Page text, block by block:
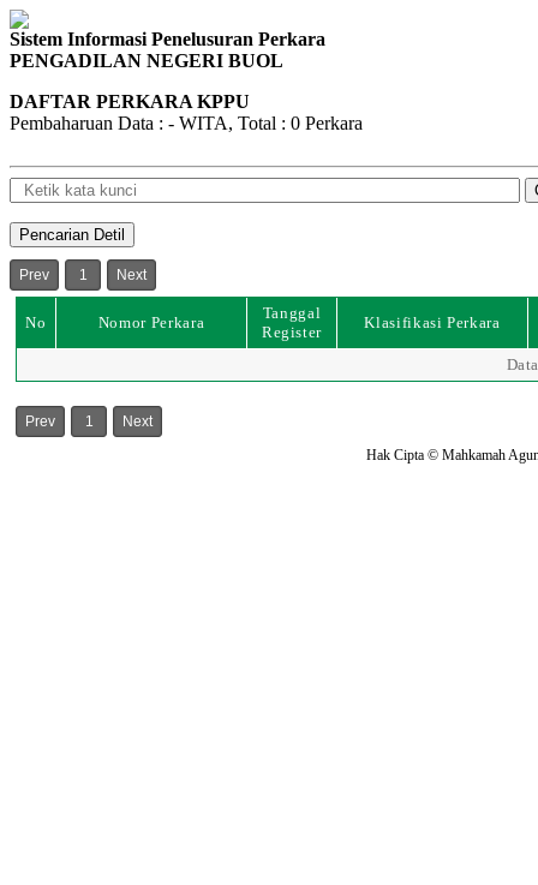
Sistem Informasi Penelusuran Perkara
PENGADILAN NEGERI BUOL
DAFTAR PERKARA KPPU
Pembaharuan Data : - WITA, Total : 0 Perkara
Prev 1 Next
No Nomor Perkara
Tanggal
Register
Klasifikasi Perkara
Prev 1
Next
Hak Cipta © Mahkamah